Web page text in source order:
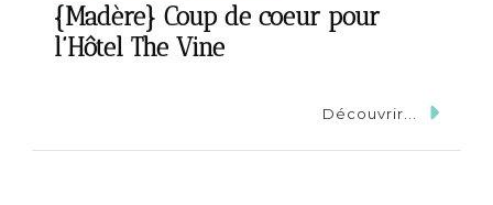
{Madère} Coup de coeur pour
l’Hôtel The Vine
Découvrir...